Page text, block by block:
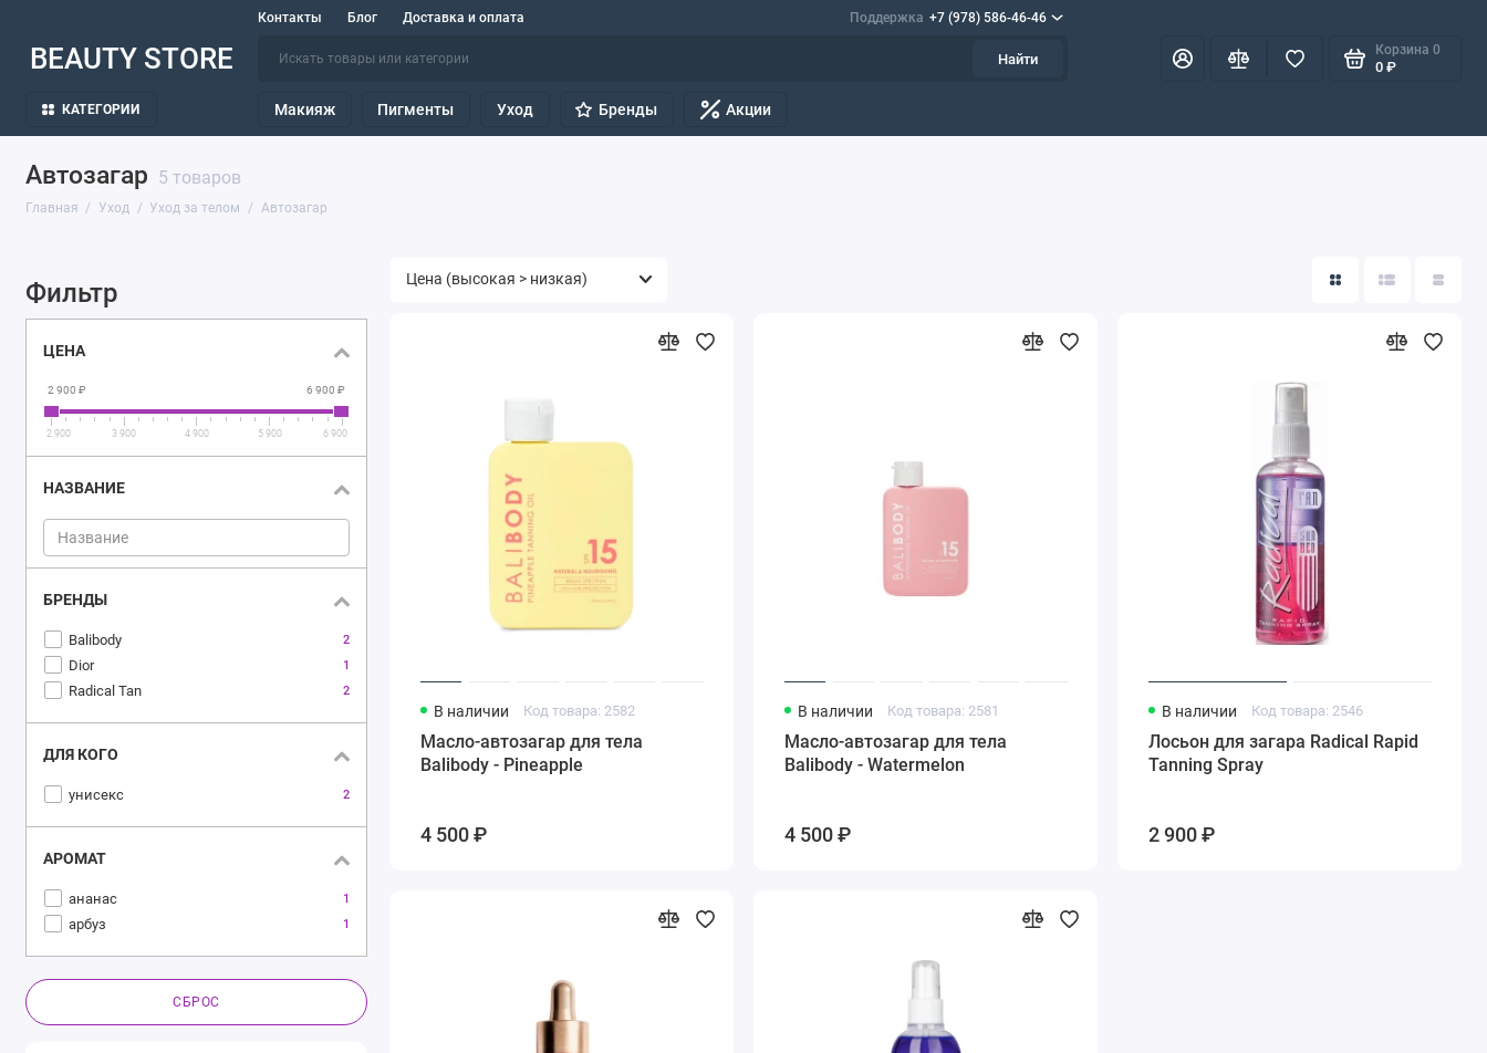
Контакты Блог Доставка и оплата Поддержка +7 (978) 586-46-46
BEAUTY STORE Найти
Корзина 0
0 ₽
КАТЕГОРИИ Макияж Пигменты Уход Бренды Акции
Автозагар 5 товаров
Главная Уход Уход за телом Автозагар
Фильтр
ЦЕНА
2 900 ₽ 6 900 ₽
2 900 3 900 4 900 5 900 6 900
НАЗВАНИЕ
БРЕНДЫ
Balibody 2
Dior 1
Radical Tan 2
ДЛЯ КОГО
унисекс 2
АРОМАТ
ананас 1
арбуз 1
СБРОС
В наличии Код товара: 2582
Масло-автозагар для тела
Balibody - Pineapple
4 500 ₽
В наличии Код товара: 2581
Масло-автозагар для тела
Balibody - Watermelon
4 500 ₽
В наличии Код товара: 2546
Лосьон для загара Radical Rapid
Tanning Spray
2 900 ₽